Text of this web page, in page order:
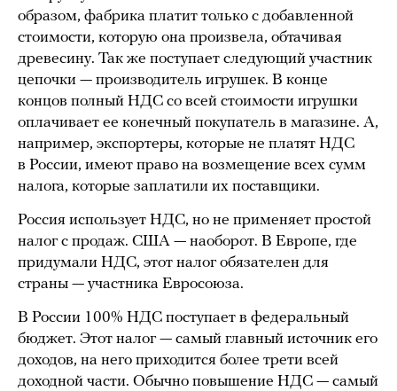
образом, фабрика платит только с добавленной
стоимости, которую она произвела, обтачивая
древесину. Так же поступает следующий участник
цепочки — производитель игрушек. В конце
концов полный НДС со всей стоимости игрушки
оплачивает ее конечный покупатель в магазине. А,
например, экспортеры, которые не платят НДС
в России, имеют право на возмещение всех сумм
налога, которые заплатили их поставщики.
Россия использует НДС, но не применяет простой
налог с продаж. США — наоборот. В Европе, где
придумали НДС, этот налог обязателен для
страны — участника Евросоюза.
В России 100% НДС поступает в федеральный
бюджет. Этот налог — самый главный источник его
доходов, на него приходится более трети всей
доходной части. Обычно повышение НДС — самый